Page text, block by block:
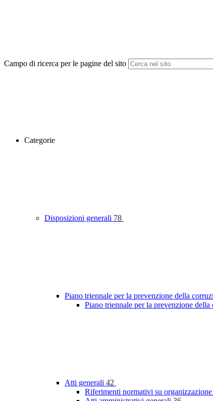
Campo di ricerca per le pagine del sito
Categorie
Disposizioni generali 78
Piano triennale per la prevenzione della
Piano triennale per la prevenzione
Atti generali 42
Riferimenti normativi su